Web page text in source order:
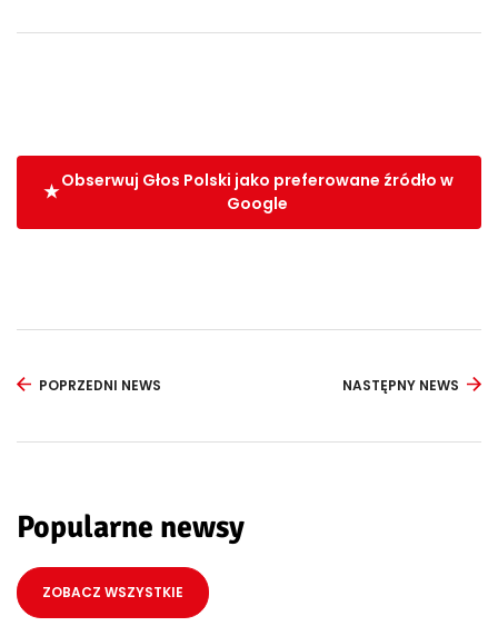
Obserwuj Głos Polski jako preferowane źródło w
Google
POPRZEDNI NEWS NASTĘPNY NEWS
Popularne newsy
ZOBACZ WSZYSTKIE